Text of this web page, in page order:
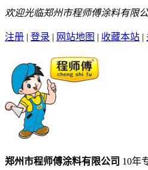
欢迎光临郑州市程师傅涂料有限公
注册 | 登录 | 网站地图 | 收藏本站 |
郑州市程师傅涂料有限公司 10年